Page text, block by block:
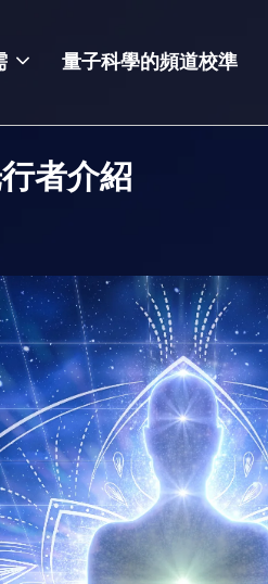
量子科學的頻道校準
者介紹